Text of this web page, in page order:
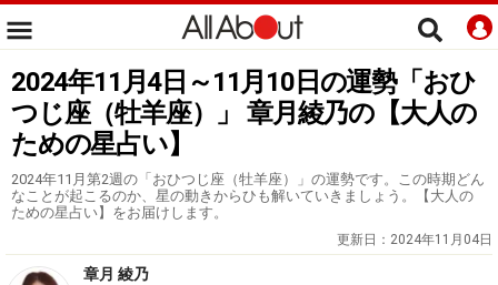
2024年11月4日～11月10日の運勢「おひ
つじ座（牡羊座）」 章月綾乃の【大人の
ための星占い】
2024年11月第2週の「おひつじ座（牡羊座）」の運勢です。この時期どん
なことが起こるのか、星の動きからひも解いていきましょう。【大人の
ための星占い】をお届けします。
更新日： 2024年11月04日
章月 綾乃